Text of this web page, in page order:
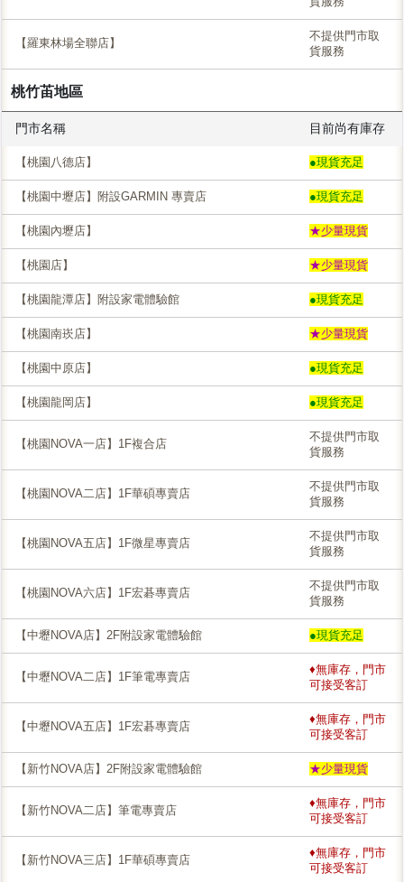
【羅東林場全聯店】
不提供門市取
貨服務
桃竹苖地區
門市名稱 目前尚有庫存
【桃園八德店】 ●現貨充足
【桃園中壢店】附設GARMIN 專賣店 ●現貨充足
【桃園內壢店】 ★少量現貨
【桃園店】 ★少量現貨
【桃園龍潭店】附設家電體驗館 ●現貨充足
【桃園南崁店】 ★少量現貨
【桃園中原店】 ●現貨充足
【桃園龍岡店】 ●現貨充足
【桃園NOVA一店】1F複合店
不提供門市取
貨服務
【桃園NOVA二店】1F華碩專賣店
不提供門市取
貨服務
【桃園NOVA五店】1F微星專賣店
不提供門市取
貨服務
【桃園NOVA六店】1F宏碁專賣店
不提供門市取
貨服務
【中壢NOVA店】2F附設家電體驗館 ●現貨充足
【中壢NOVA二店】1F筆電專賣店
♦無庫存，門市
可接受客訂
【中壢NOVA五店】1F宏碁專賣店
♦無庫存，門市
可接受客訂
【新竹NOVA店】2F附設家電體驗館 ★少量現貨
【新竹NOVA二店】筆電專賣店
♦無庫存，門市
可接受客訂
【新竹NOVA三店】1F華碩專賣店
♦無庫存，門市
可接受客訂